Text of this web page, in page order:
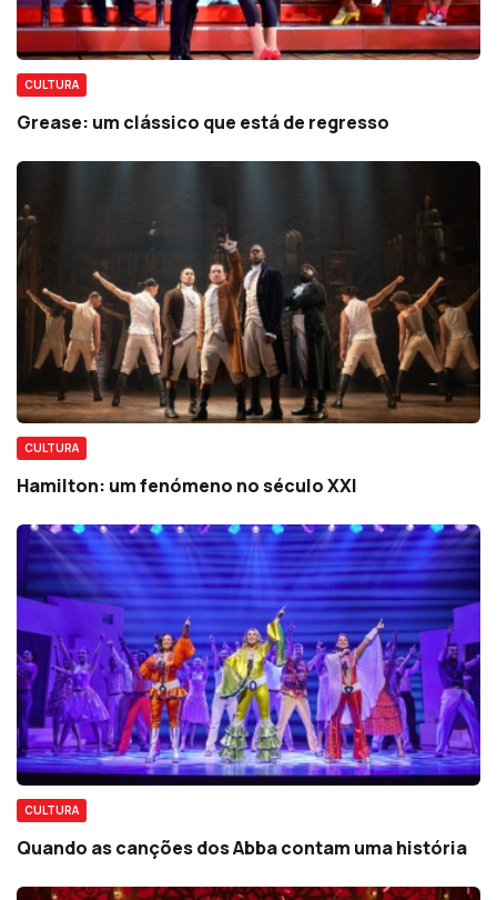
CULTURA
Grease: um clássico que está de regresso
CULTURA
Hamilton: um fenómeno no século XXI
CULTURA
Quando as canções dos Abba contam uma história